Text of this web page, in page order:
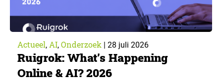
Actueel, AI, Onderzoek | 28 juli 2026
Ruigrok: What’s Happening
Online & AI? 2026